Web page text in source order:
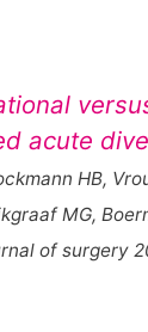
acute
HB,
MG,
of surgery